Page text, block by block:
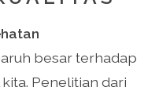
besar terhadap
Penelitian dari